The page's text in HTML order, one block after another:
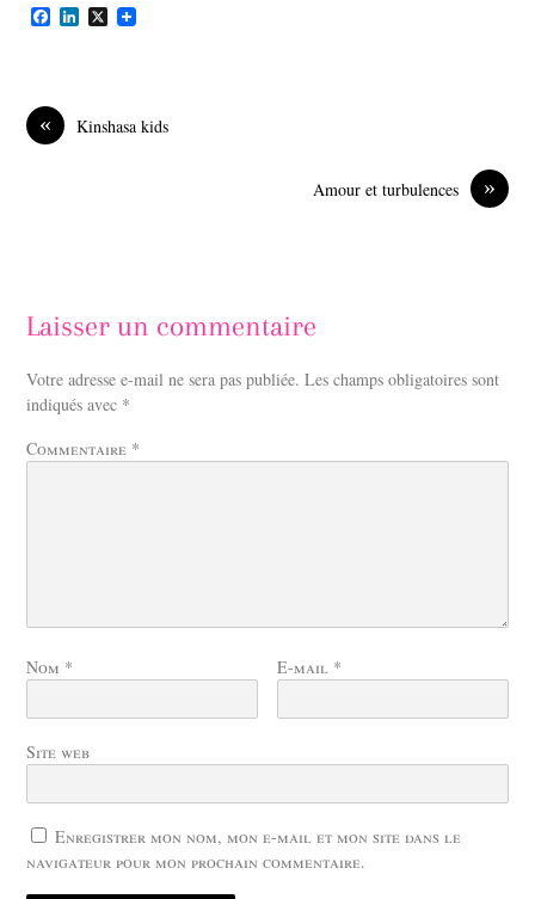
F
o
o
k
L
I
X
« Kinshasa kids
»
Amour et turbulences
Laisser un commentaire
Votre adresse e-mail ne sera pas publiée. Les champs obligatoires sont
indiqués avec *
Commentaire *
Nom * E-mail *
Site web
Enregistrer mon nom, mon e-mail et mon site dans le
navigateur pour mon prochain commentaire.